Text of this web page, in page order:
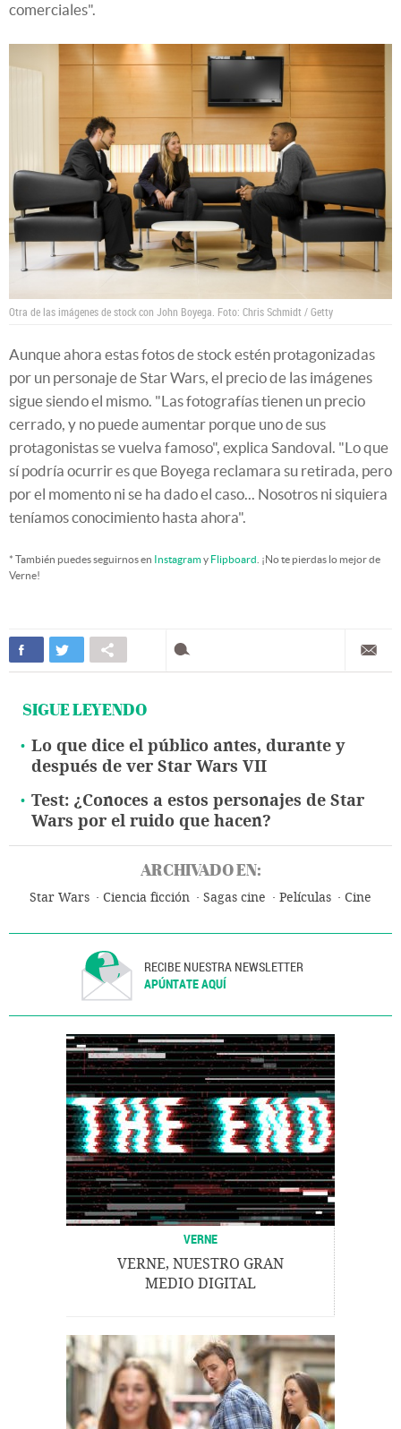
comerciales".
Otra de las imágenes de stock con John Boyega. Foto: Chris Schmidt / Getty
Aunque ahora estas fotos de stock estén protagonizadas
por un personaje de Star Wars, el precio de las imágenes
sigue siendo el mismo. "Las fotografías tienen un precio
cerrado, y no puede aumentar porque uno de sus
protagonistas se vuelva famoso", explica Sandoval. "Lo que
sí podría ocurrir es que Boyega reclamara su retirada, pero
por el momento ni se ha dado el caso... Nosotros ni siquiera
teníamos conocimiento hasta ahora".
* También puedes seguirnos en Instagramy Flipboard . ¡No te pierdas lo mejor de
Verne!
SIGUE LEYENDO
Lo que dice el público antes, durante y
después de ver Star Wars VII
Test: ¿Conoces a estos personajes de Star
Wars por el ruido que hacen?
ARCHIVADO EN:
Star Wars Ciencia ficción Sagas cine Películas Cine
RECIBE NUESTRA NEWSLETTER
APÚNTATE AQUÍ
VERNE
VERNE, NUESTRO GRAN
MEDIO DIGITAL